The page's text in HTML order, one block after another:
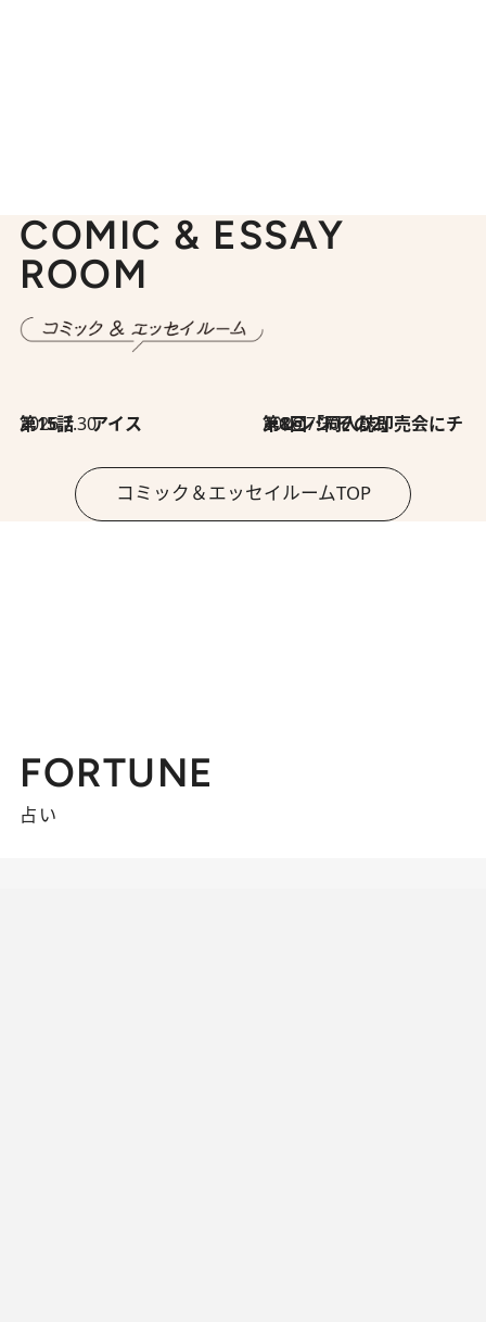
COMIC & ESSAY
ROOM
2026.7.30
第15話 アイス 2026.7.30
第8回「同人誌即売会にチャレンジ その2」
コミック＆エッセイルームTOP
FORTUNE
占い